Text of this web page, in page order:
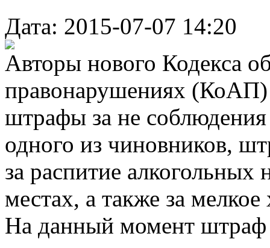
Дата: 2015-07-07 14:20
Авторы нового Кодекса
правонарушениях (КоАП)
штрафы за не
одного из чиновников,
за распитие
местах, а также за мелкое
На данный момент штраф